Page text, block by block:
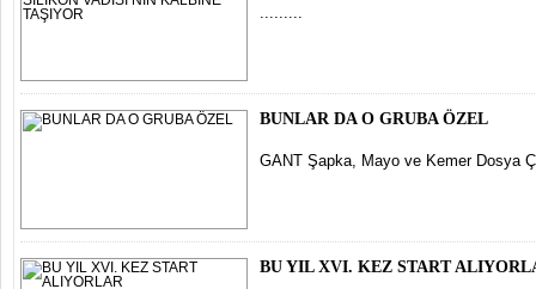
.........
BUNLAR DA O GRUBA ÖZEL
GANT Şapka, Mayo ve Kemer Dosya
BU YIL XVI. KEZ START